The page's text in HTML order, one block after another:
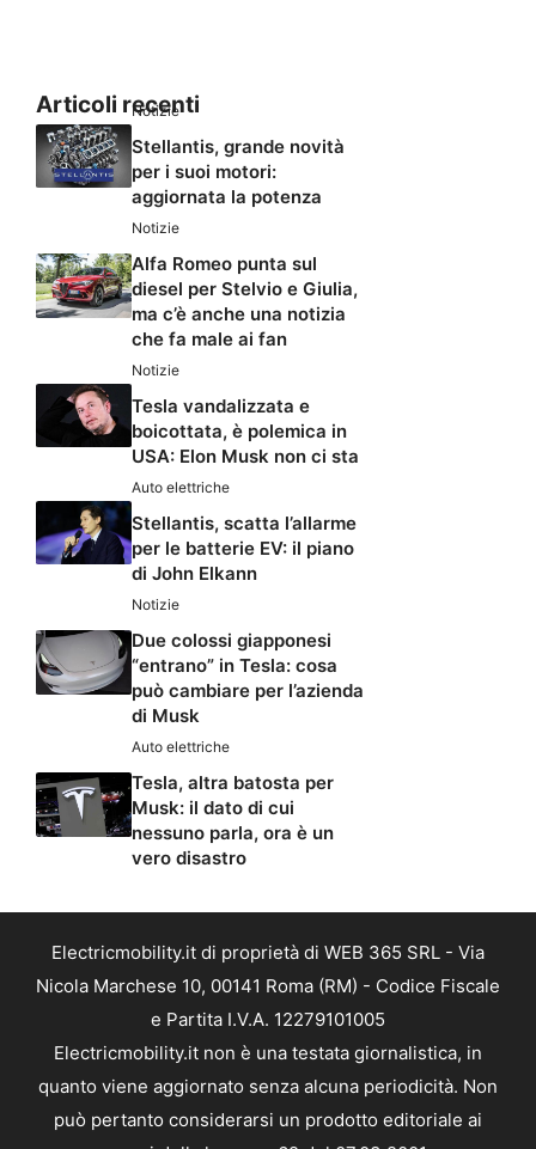
Articoli recenti
Notizie
Stellantis, grande novità
per i suoi motori:
aggiornata la potenza
Notizie
Alfa Romeo punta sul
diesel per Stelvio e Giulia,
ma c’è anche una notizia
che fa male ai fan
Notizie
Tesla vandalizzata e
boicottata, è polemica in
USA: Elon Musk non ci sta
Auto elettriche
Stellantis, scatta l’allarme
per le batterie EV: il piano
di John Elkann
Notizie
Due colossi giapponesi
“entrano” in Tesla: cosa
può cambiare per l’azienda
di Musk
Auto elettriche
Tesla, altra batosta per
Musk: il dato di cui
nessuno parla, ora è un
vero disastro
Electricmobility.it di proprietà di WEB 365 SRL - Via
Nicola Marchese 10, 00141 Roma (RM) - Codice Fiscale
e Partita I.V.A. 12279101005
Electricmobility.it non è una testata giornalistica, in
quanto viene aggiornato senza alcuna periodicità. Non
può pertanto considerarsi un prodotto editoriale ai